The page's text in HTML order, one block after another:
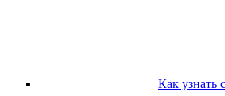
Как узнать